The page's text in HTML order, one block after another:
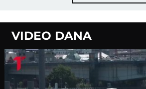
VIDEO DANA